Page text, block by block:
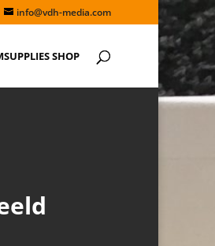
info@vdh-media.com
SHOP